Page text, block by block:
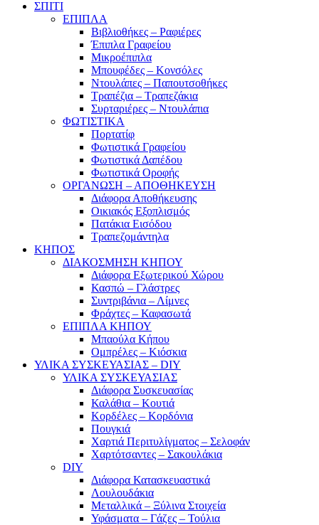
ΣΠΙΤΙ
ΕΠΙΠΛΑ
Βιβλιοθήκες – Ραφιέρες
Έπιπλα Γραφείου
Μικροέπιπλα
Μπουφέδες – Κονσόλες
Ντουλάπες – Παπουτσοθήκες
Τραπέζια – Τραπεζάκια
Συρταριέρες – Ντουλάπια
ΦΩΤΙΣΤΙΚΑ
Πορτατίφ
Φωτιστικά Γραφείου
Φωτιστικά Δαπέδου
Φωτιστικά Οροφής
ΟΡΓΑΝΩΣΗ – ΑΠΟΘΗΚΕΥΣΗ
Διάφορα Αποθήκευσης
Οικιακός Εξοπλισμός
Πατάκια Εισόδου
Τραπεζομάντηλα
ΚΗΠΟΣ
ΔΙΑΚΟΣΜΗΣΗ ΚΗΠΟΥ
Διάφορα Εξωτερικού Χώρου
Κασπώ – Γλάστρες
Συντριβάνια – Λίμνες
Φράχτες – Καφασωτά
ΕΠΙΠΛΑ ΚΗΠΟΥ
Μπαούλα Κήπου
Ομπρέλες – Κιόσκια
ΥΛΙΚΑ ΣΥΣΚΕΥΑΣΙΑΣ – DIY
ΥΛΙΚΑ ΣΥΣΚΕΥΑΣΙΑΣ
Διάφορα Συσκευασίας
Καλάθια – Κουτιά
Κορδέλες – Κορδόνια
Πουγκιά
Χαρτιά Περιτυλίγματος – Σελοφάν
Χαρτότσαντες – Σακουλάκια
DIY
Διάφορα Κατασκευαστικά
Λουλουδάκια
Μεταλλικά – Ξύλινα Στοιχεία
Υφάσματα – Γάζες – Τούλια